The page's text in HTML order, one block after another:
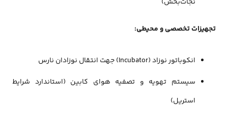
تجهیزات تخصصی و محیطی:
انکوباتور نوزاد (Incubator) جهت انتقال نوزادان نارس
سیستم تهویه و تصفیه هوای کابین (استاندارد شرایط
استریل)